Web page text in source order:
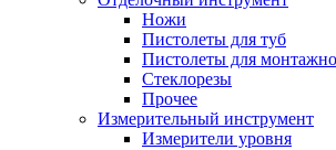
Ножи
Пистолеты для туб
Пистолеты для
Стеклорезы
Прочее
Измерительный инструмент
Измерители уровня